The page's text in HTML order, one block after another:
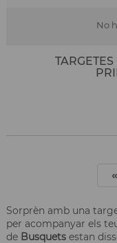
No
«
Sorprèn amb una
per acompanyar els
de Busquets estan